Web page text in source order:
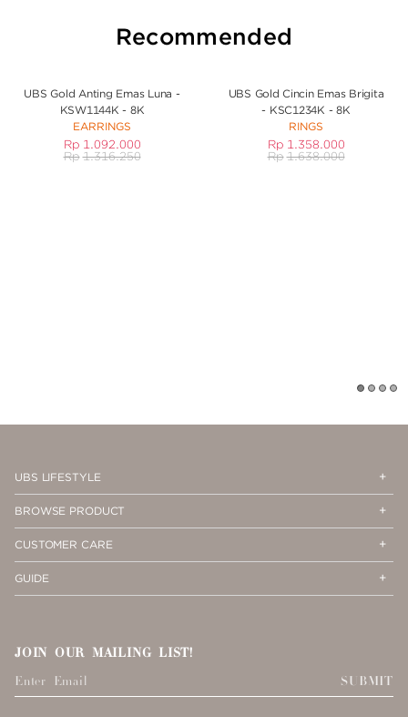
Recommended
UBS Gold Anting Emas Luna -
KSW1144K - 8K
EARRINGS
Rp 1.092.000
Rp 1.316.250
UBS Gold Cincin Emas Brigita
- KSC1234K - 8K
RINGS
Rp 1.358.000
Rp 1.638.000
UBS LIFESTYLE
BROWSE PRODUCT
CUSTOMER CARE
GUIDE
JOIN OUR MAILING LIST!
SUBMIT